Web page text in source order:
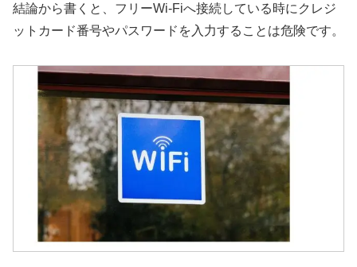
結論から書くと、フリーWi-Fiへ接続している時にクレジ
ットカード番号やパスワードを入力することは危険です。